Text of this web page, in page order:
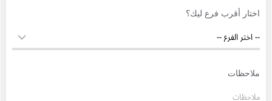
اختار أقرب فرع ليك؟
ملاحظات